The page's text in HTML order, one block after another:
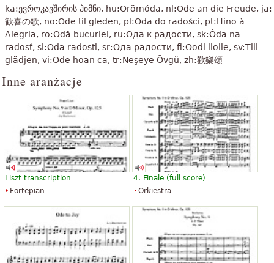
„Jest to nieporównywalne pracy, które pokazuje, jak nie do
pokonania jest wielkość talentu Beethovena. Jestem wielkim
fanem swojego dzieła sztuki!
„
Była to pierwsza, że wszystkie Poços de Caldas Dotyk.
nie ma nic lepszego niż coś, słuchu i dotyku, więc w tej kwestii
wdzięku i wiele więcej w umyśle.
ma być wyższy, ponieważ to piosenka że to hiszpańska wersja:)
jest proste i piękne estremamente
Zobacz wszystkie 98
ka:ევროკავშირის ჰიმნი, hu:Örömóda, nl:Ode an die Freude, ja:
歓喜の歌, no:Ode til gleden, pl:Oda do radości, pt:Hino à
Alegria, ro:Odă bucuriei, ru:Ода к радости, sk:Óda na
radosť, sl:Oda radosti, sr:Ода радости, fi:Oodi ilolle, sv:Till
glädjen, vi:Ode hoan ca, tr:Neşeye Övgü, zh:歡樂頌
Inne aranżacje
Liszt transcription
Fortepian
4. Finale (full score)
Orkiestra